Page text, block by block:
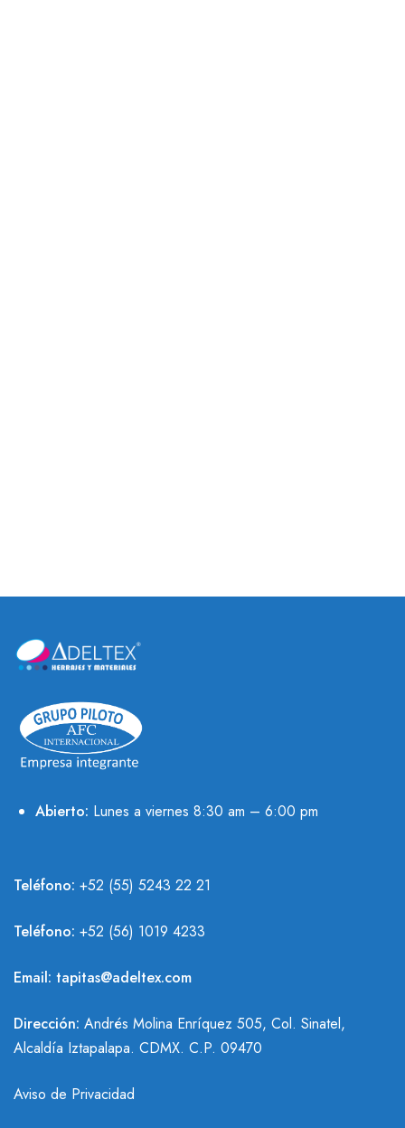
Abierto: Lunes a viernes 8:30 am – 6:00 pm
Teléfono: +52 (55) 5243 22 21
Teléfono: +52 (56) 1019 4233
Email: tapitas@adeltex.com
Dirección: Andrés Molina Enríquez 505, Col. Sinatel,
Alcaldía Iztapalapa. CDMX. C.P. 09470
Aviso de Privacidad